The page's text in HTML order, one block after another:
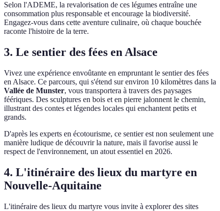
Selon l'ADEME, la revalorisation de ces légumes entraîne une
consommation plus responsable et encourage la biodiversité.
Engagez-vous dans cette aventure culinaire, où chaque bouchée
raconte l'histoire de la terre.
3. Le sentier des fées en Alsace
Vivez une expérience envoûtante en empruntant le sentier des fées
en Alsace. Ce parcours, qui s'étend sur environ 10 kilomètres dans la
Vallée de Munster, vous transportera à travers des paysages
féériques. Des sculptures en bois et en pierre jalonnent le chemin,
illustrant des contes et légendes locales qui enchantent petits et
grands.
D'après les experts en écotourisme, ce sentier est non seulement une
manière ludique de découvrir la nature, mais il favorise aussi le
respect de l'environnement, un atout essentiel en 2026.
4. L'itinéraire des lieux du martyre en
Nouvelle-Aquitaine
L'itinéraire des lieux du martyre vous invite à explorer des sites